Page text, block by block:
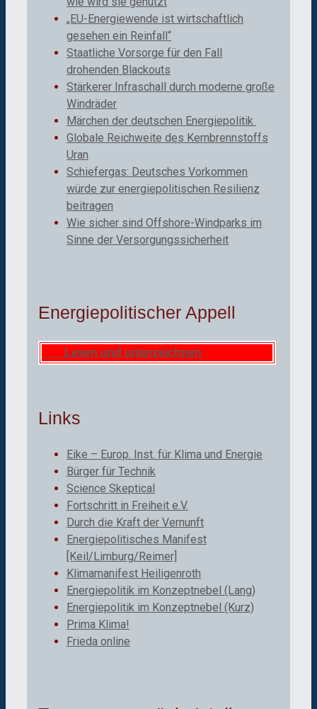
„EU-Energiewende ist wirtschaftlich
gesehen ein Reinfall“
Staatliche Vorsorge für den Fall
drohenden Blackouts
Stärkerer Infraschall durch moderne große
Windräder
Märchen der deutschen Energiepolitik
Globale Reichweite des Kernbrennstoffs
Uran
Schiefergas: Deutsches Vorkommen
würde zur energiepolitischen Resilienz
beitragen
Wie sicher sind Offshore-Windparks im
Sinne der Versorgungssicherheit
Energiepolitischer Appell
Lesen und unterzeichnen
Links
Eike – Europ. Inst. für Klima und Energie
Bürger für Technik
Science Skeptical
Fortschritt in Freiheit e.V.
Durch die Kraft der Vernunft
Energiepolitisches Manifest
[Keil/Limburg/Reimer]
Klimamanifest Heiligenroth
Energiepolitik im Konzeptnebel (Lang)
Energiepolitik im Konzeptnebel (Kurz)
Prima Klima!
Frieda online